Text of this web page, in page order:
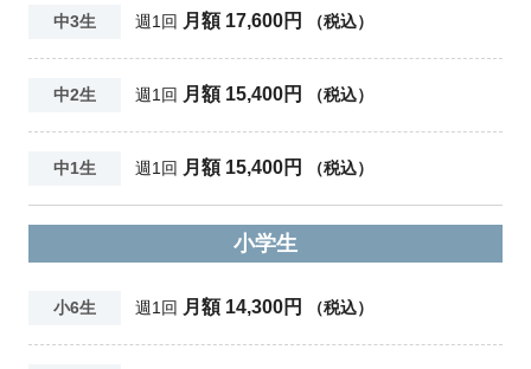
中3生 週1回 月額 17,600円 （税込）
中2生 週1回 月額 15,400円 （税込）
中1生 週1回 月額 15,400円 （税込）
小学生
小6生 週1回 月額 14,300円 （税込）